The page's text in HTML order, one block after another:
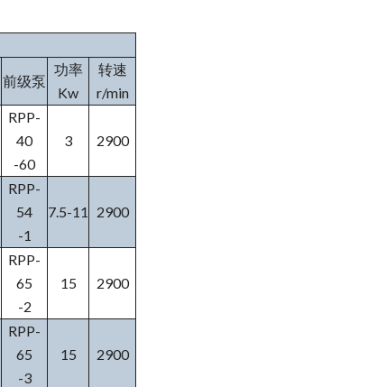
前级泵
功率
Kw
转速
r/min
RPP-
40
-60
3 2900
RPP-
54
-1
7.5-11 2900
RPP-
65
-2
15 2900
RPP-
65
-3
15 2900